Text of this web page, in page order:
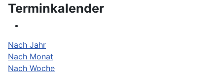
Terminkalender
Nach Jahr
Nach Monat
Nach Woche